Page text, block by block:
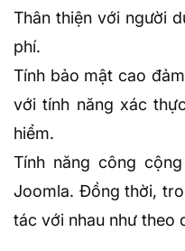
Thân thiện với người
phí.
Tính bảo mật cao
với tính năng xác
hiểm.
Tính năng công
Joomla. Đồng thời,
tác với nhau như theo